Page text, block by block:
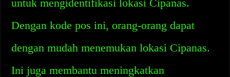
untuk mengidentifikasi lokasi Cipanas.
Dengan kode pos ini, orang-orang dapat
dengan mudah menemukan lokasi Cipanas.
Ini juga membantu meningkatkan